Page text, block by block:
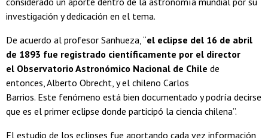
investigación y dedicación en el tema.
De acuerdo al profesor Sanhueza, “el eclipse del 16 de abril
de 1893 fue registrado científicamente por el director
el Observatorio Astronómico Nacional de Chile de
entonces, Alberto Obrecht, y el chileno Carlos
Barrios. Este fenómeno está bien documentado y podría decirse
que es el primer eclipse donde participó la ciencia chilena”.
El estudio de los eclipses fue aportando cada vez información